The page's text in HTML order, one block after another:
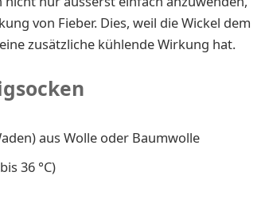
von Fieber. Dies, weil die Wickel dem
zusätzliche kühlende Wirkung hat.
aus Wolle oder Baumwolle
36 °C)